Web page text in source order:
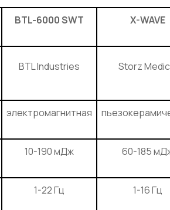
BTL-6000 SWT X-WAVE
BTL Industries Storz
электромагнитная
10-190 мДж 60-185
1-22 Гц 1-16 Гц